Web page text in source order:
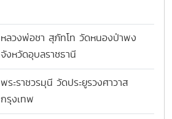
หลวงพ่อชา สุภัทโท วัดหนองป่าพง
จังหวัดอุบลราชธานี
พระราชวรมุนี วัดประยูรวงศาวาส
กรุงเทพ